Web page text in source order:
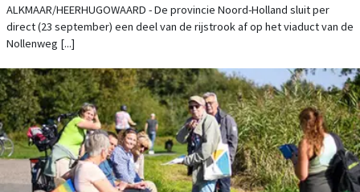
ALKMAAR/HEERHUGOWAARD - De provincie Noord-Holland sluit per
direct (23 september) een deel van de rijstrook af op het viaduct van de
Nollenweg [...]